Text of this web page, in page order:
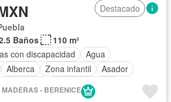
Destacado
Baños
110 m²
con discapacidad
Agua
Alberca Zona infantil
Asador
Cancha de tenis
Cocina equipada
- BERENICE